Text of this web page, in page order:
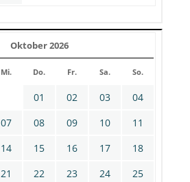
Oktober 2026
Mi. Do. Fr. Sa. So.
01 02 03
04
07 08 09 10
11
14 15 16 17
18
21 22 23 24
25